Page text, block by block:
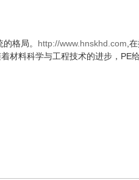
格局。 http://www.hnskhd.com ,
材料科学与工程技术的进步，PE